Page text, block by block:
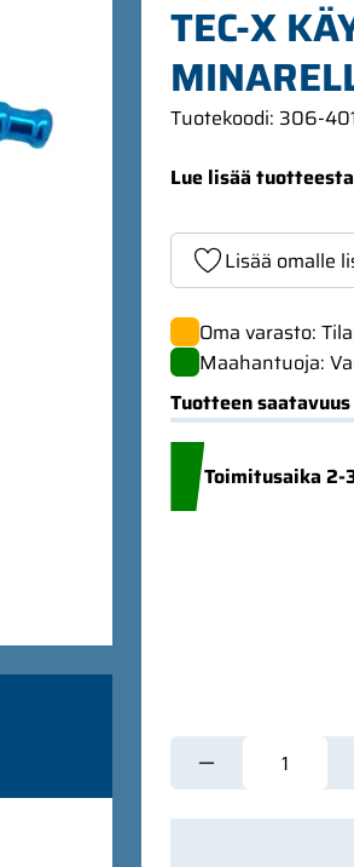
TEC-X
Tuotekoodi: 306-
Lue lisää tuotteesta
Lisää omalle
Oma varasto:
Maahantuoja:
Tuotteen saatavuus
Toimitusaika 2-